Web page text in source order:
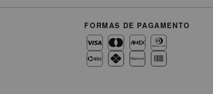
FORMAS DE PAGAMENTO